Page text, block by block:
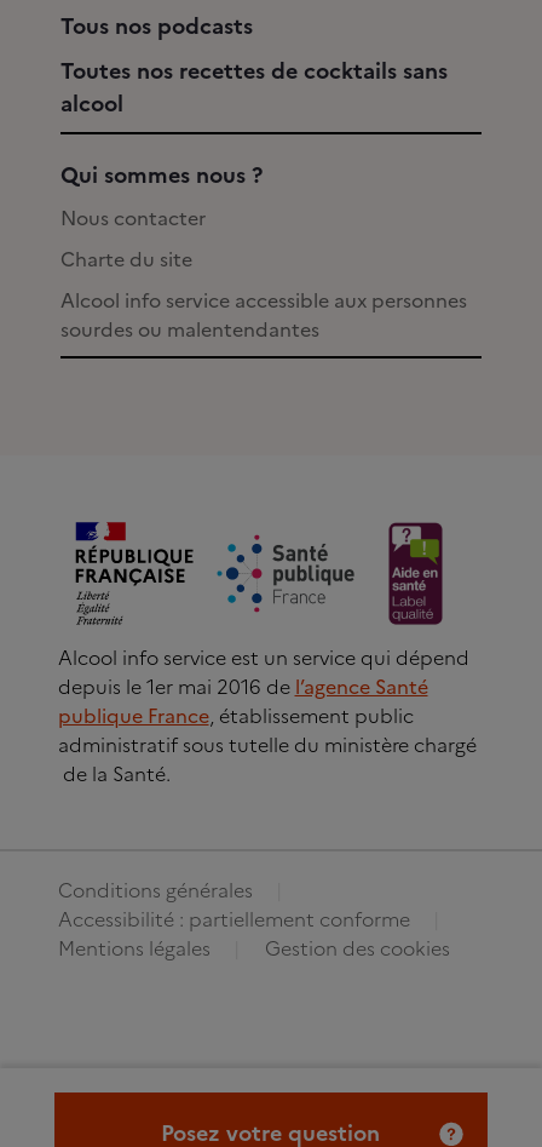
Posez votre question
Tous nos podcasts
Toutes nos recettes de cocktails sans
alcool
Qui sommes nous ?
Nous contacter
Charte du site
Alcool info service accessible aux personnes
sourdes ou malentendantes
Alcool info service est un service qui dépend
depuis le 1er mai 2016 de l’agence Santé
publique France, établissement public
administratif sous tutelle du ministère chargé
de la Santé.
Conditions générales
Accessibilité : partiellement conforme
Mentions légales
Gestion des cookies